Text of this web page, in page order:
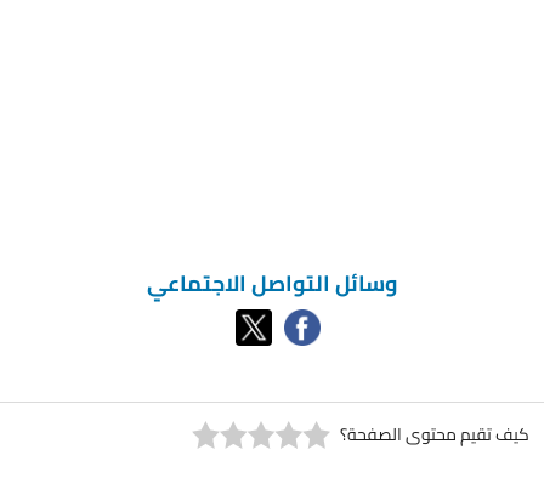
وسائل التواصل الاجتماعي
كيف تقيم محتوى الصفحة؟